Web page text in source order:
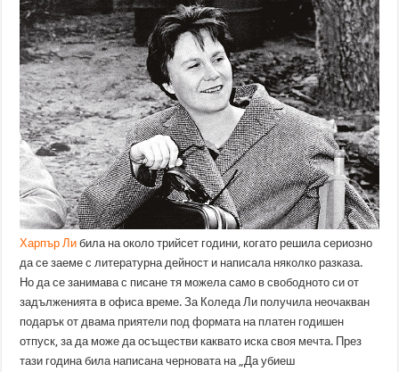
Харпър Ли била на около трийсет години, когато решила сериозно
да се заеме с литературна дейност и написала няколко разказа.
Но да се занимава с писане тя можела само в свободното си от
задълженията в офиса време. За Коледа Ли получила неочакван
подарък от двама приятели под формата на платен годишен
отпуск, за да може да осъществи каквато иска своя мечта. През
тази година била написана черновата на „Да убиеш